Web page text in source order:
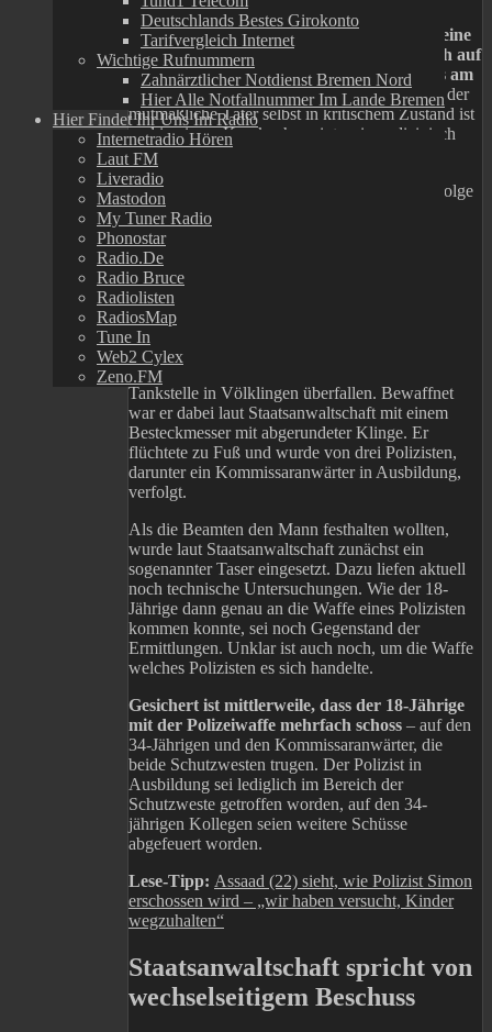
Deutschlands Bestes Girokonto
Tarifvergleich Internet
Wichtige Rufnummern
Zahnärztlicher Notdienst Bremen Nord
Hier Alle Notfallnummer Im Lande Bremen
Hier Findet Ihr Uns Im Radio
Internetradio Hören
Laut FM
Liveradio
Mastodon
My Tuner Radio
Phonostar
Radio.de
Radio Bruce
Radiolisten
RadiosMap
Tune In
Web2 Cylex
Zeno.FM
Der 18 Jahre alte Beschuldigte, der zuvor eine
Tankstelle überfallen hatte, habe auch noch auf
den Polizisten geschossen, als dieser bereits am
Boden gelegen habe.Klar ist nun auch, dass der
mutmaßliche Täter selbst in kritischem Zustand ist
und in einem Krankenhaus intensivmedizinisch
behandelt wird.
Dem vorläufigen Ergebnis der Obduktion zufolge
starb der Polizist Simon B. in Folge von
Blutverlust, wie die Staatsanwaltschaft
Saarbrücken mitteilte.
Raubüberfall auf Tankstelle
mit Besteckmesser
Der 18-Jährige hatte am Donnerstag eine
Tankstelle in Völklingen überfallen. Bewaffnet
war er dabei laut Staatsanwaltschaft mit einem
Besteckmesser mit abgerundeter Klinge. Er
flüchtete zu Fuß und wurde von drei Polizisten,
darunter ein Kommissaranwärter in Ausbildung,
verfolgt.
Als die Beamten den Mann festhalten wollten,
wurde laut Staatsanwaltschaft zunächst ein
sogenannter Taser eingesetzt. Dazu liefen aktuell
noch technische Untersuchungen. Wie der 18-
Jährige dann genau an die Waffe eines Polizisten
kommen konnte, sei noch Gegenstand der
Ermittlungen. Unklar ist auch noch, um die Waffe
welches Polizisten es sich handelte.
Gesichert ist mittlerweile, dass der 18-Jährige
mit der Polizeiwaffe mehrfach schoss – auf den
34-Jährigen und den Kommissaranwärter, die
beide Schutzwesten trugen. Der Polizist in
Ausbildung sei lediglich im Bereich der
Schutzweste getroffen worden, auf den 34-
jährigen Kollegen seien weitere Schüsse
abgefeuert worden.
Lese-Tipp: Assaad (22) sieht, wie Polizist Simon
erschossen wird – „wir haben versucht, Kinder
wegzuhalten“
Staatsanwaltschaft spricht von
wechselseitigem Beschuss